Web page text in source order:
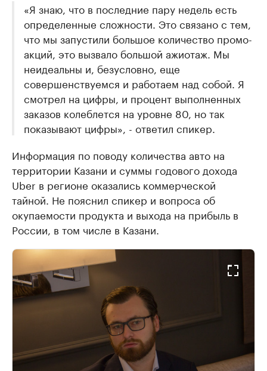
«Я знаю, что в последние пару недель есть
определенные сложности. Это связано с тем,
что мы запустили большое количество промо-
акций, это вызвало большой ажиотаж. Мы
неидеальны и, безусловно, еще
совершенствуемся и работаем над собой. Я
смотрел на цифры, и процент выполненных
заказов колеблется на уровне 80, но так
показывают цифры», - ответил спикер.
Информация по поводу количества авто на
территории Казани и суммы годового дохода
Uber в регионе оказались коммерческой
тайной. Не пояснил спикер и вопроса об
окупаемости продукта и выхода на прибыль в
России, в том числе в Казани.